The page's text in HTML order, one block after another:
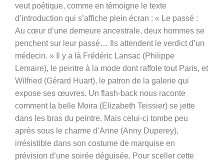
veut poétique, comme en témoigne le texte
d’introduction qui s’affiche plein écran : « Le passé :
Au cœur d’une demeure ancestrale, deux hommes se
penchent sur leur passé… Ils attendent le verdict d’un
médecin. » Il y a là Frédéric Lansac (Philippe
Lemaire), le peintre à la mode dont raffole tout Paris, et
Wilfried (Gérard Huart), le patron de la galerie qui
expose ses œuvres. Un flash-back nous raconte
comment la belle Moira (Elizabeth Teissier) se jette
dans les bras du peintre. Mais celui-ci tombe peu
après sous le charme d’Anne (Anny Duperey),
irrésistible dans son costume de marquise en
prévision d’une soirée déguisée. Pour sceller cette